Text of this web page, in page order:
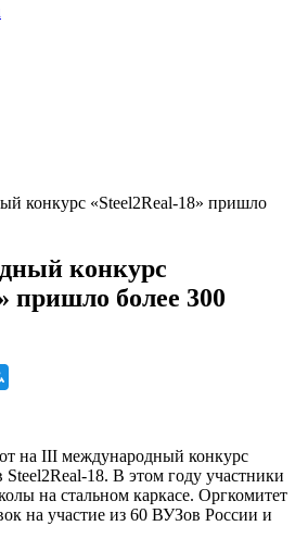
конкурс «Steel2Real-18» пришло
конкурс
пришло более 300
на III международный конкурс
Steel2Real-18. В этом году участники
на стальном каркасе. Оргкомитет
на участие из 60 ВУЗов России и